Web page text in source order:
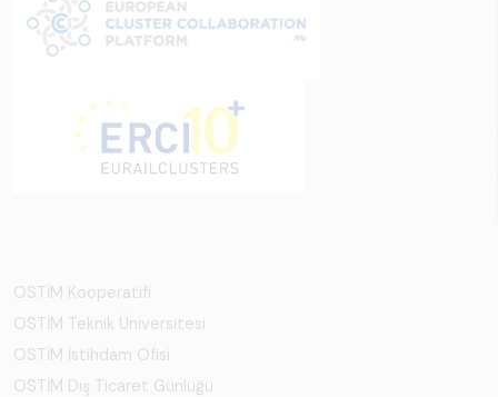
OSTİM Kooperatifi
OSTİM Teknik Üniversitesi
OSTİM İstihdam Ofisi
OSTİM Dış Ticaret Günlüğü